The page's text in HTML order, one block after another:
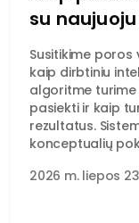
su
Susitikime
kaip dirbtiniu
algoritme turime
pasiekti ir kaip
rezultatus.
konceptualių
2026 m. liepos